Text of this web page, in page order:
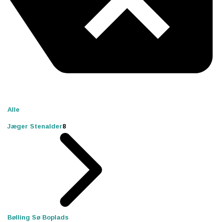
Alle
Jæger Stenalder8
Bølling Sø Boplads